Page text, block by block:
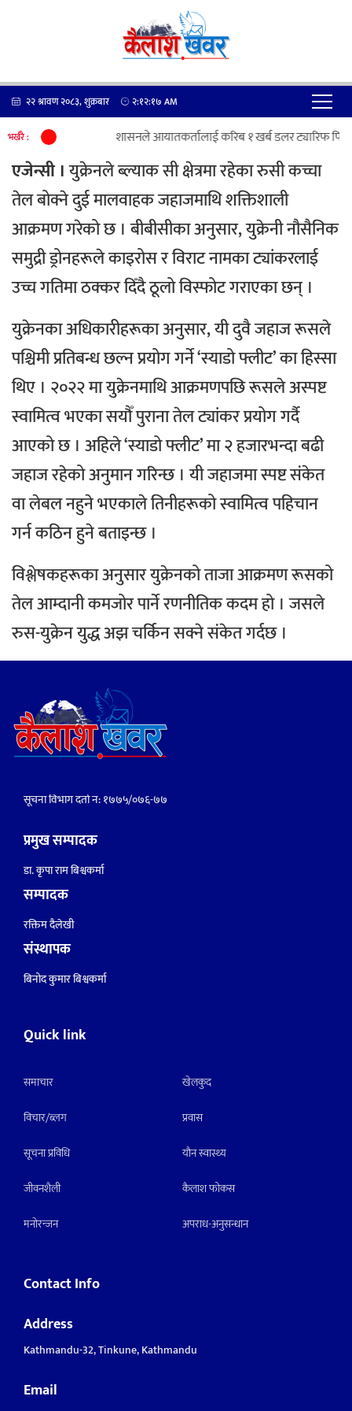
२२ श्रावण २०८३, शुक्रबार २:१२:१७ AM
भर्खरै : ट्रम्प प्रशासनले आयातकर्तालाई करिब १ खर्ब डलर ट्यारिफ
एजेन्सी ।युक्रेनले ब्ल्याक सी क्षेत्रमा रहेका रुसी कच्चा
तेल बोक्ने दुई मालवाहक जहाजमाथि शक्तिशाली
आक्रमण गरेको छ । बीबीसीका अनुसार, युक्रेनी नौसैनिक
समुद्री ड्रोनहरूले काइरोस र विराट नामका ट्यांकरलाई
उच्च गतिमा ठक्कर दिँदै ठूलो विस्फोट गराएका छन् ।
युक्रेनका अधिकारीहरूका अनुसार, यी दुवै जहाज रूसले
पश्चिमी प्रतिबन्ध छल्न प्रयोग गर्ने ‘स्याडो फ्लीट’ का हिस्सा
थिए । २०२२ मा युक्रेनमाथि आक्रमणपछि रूसले अस्पष्ट
स्वामित्व भएका सयौँ पुराना तेल ट्यांकर प्रयोग गर्दै
आएको छ । अहिले ‘स्याडो फ्लीट’ मा २ हजारभन्दा बढी
जहाज रहेको अनुमान गरिन्छ । यी जहाजमा स्पष्ट संकेत
वा लेबल नहुने भएकाले तिनीहरूको स्वामित्व पहिचान
गर्न कठिन हुने बताइन्छ ।
विश्लेषकहरूका अनुसार युक्रेनको ताजा आक्रमण रूसको
तेल आम्दानी कमजोर पार्ने रणनीतिक कदम हो । जसले
रुस-युक्रेन युद्ध अझ चर्किन सक्ने संकेत गर्दछ ।
सूचना विभाग दर्ता नं: १७७५/०७६-७७
प्रमुख सम्पादक
डा. कृपा राम बिश्वकर्मा
सम्पादक
रक्तिम दैलेखी
संस्थापक
बिनोद कुमार बिश्वकर्मा
Quick link
समाचार
विचार/ब्लग
सूचना प्रविधि
जीवनशैली
मनाेरन्जन
खेलकुद
प्रवास
याैन स्वास्थ्य
कैलाश फोकस
अपराध-अनुसन्धान
Contact Info
Address
Kathmandu-32, Tinkune, Kathmandu
Email